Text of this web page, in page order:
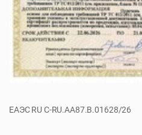
ЕАЭС RU С-RU.АА87.B.01628/26